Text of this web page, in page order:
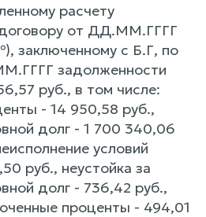
расчету
от ДД.ММ.ГГГГ
заключенному с Б.Г, по
задолженности
руб., в том числе:
- 14 950,58 руб.,
долг - 1 700 340,06
условий
руб., неустойка за
долг - 736,42 руб.,
проценты - 494,01